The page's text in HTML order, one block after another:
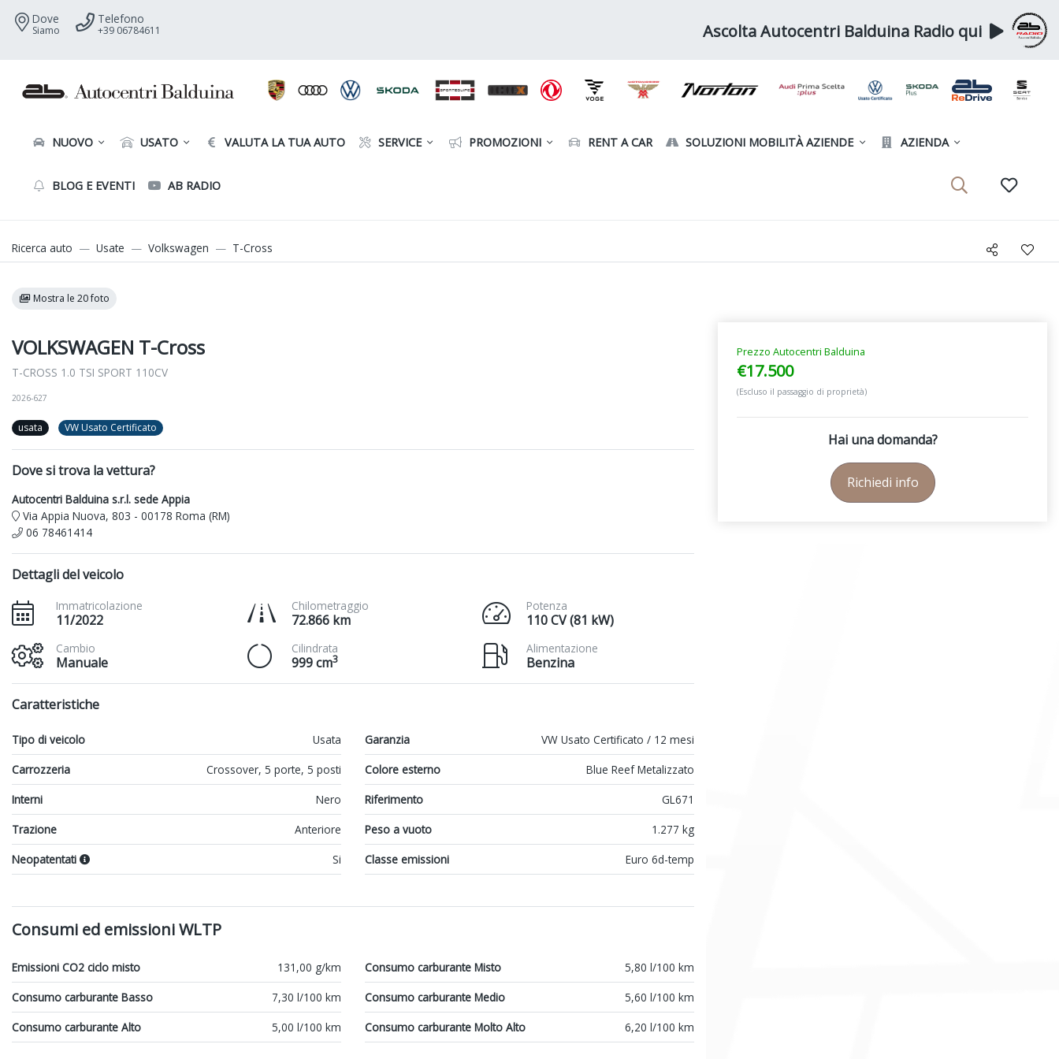
Dove
Siamo
Telefono
+39 06784611 Ascolta Autocentri Balduina Radio qui
NUOVO USATO VALUTA LA TUA AUTO SERVICE PROMOZIONI RENT A CAR SOLUZIONI MOBILITÀ AZIENDE AZIENDA
BLOG E EVENTI AB RADIO
Ricerca auto Usate Volkswagen T-Cross
Mostra le 20 foto
VOLKSWAGEN T-Cross
T-CROSS 1.0 TSI SPORT 110CV
2026-627
usata VW Usato Certificato
Dove si trova la vettura?
Autocentri Balduina s.r.l. sede Appia
Via Appia Nuova, 803 - 00178 Roma (RM)
06 78461414
Dettagli del veicolo
Immatricolazione
11/2022
Chilometraggio
72.866 km
Potenza
110 CV (81 kW)
Cambio
Manuale
Cilindrata
999 cm3
Alimentazione
Benzina
Caratteristiche
Tipo di veicolo Usata Garanzia
VW Usato Certificato / 12 mesi
Carrozzeria
Crossover, 5 porte, 5 posti Colore esterno
Blue Reef Metalizzato
Interni
Nero Riferimento
GL671
Trazione
Anteriore Peso a vuoto
1.277 kg
Neopatentati
Si Classe emissioni Euro 6d-temp
Consumi ed emissioni WLTP
Emissioni CO2 ciclo misto 131,00 g/km Consumo carburante Misto
5,80 l/100 km
Consumo carburante Basso
7,30 l/100 km Consumo carburante Medio
5,60 l/100 km
Consumo carburante Alto
5,00 l/100 km Consumo carburante Molto Alto 6,20 l/100 km
Prezzo Autocentri Balduina
€17.500
(Escluso il passaggio di proprietà)
Hai una domanda?
Richiedi info